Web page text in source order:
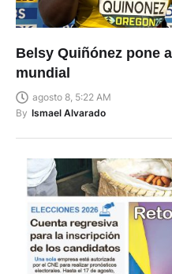
Belsy Quiñónez pone
mundial
agosto 8, 5:22 AM
By Ismael Alvarado